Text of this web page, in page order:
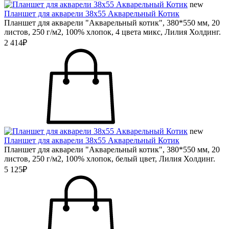
new
Планшет для акварели 38х55 Акварельный Котик
Планшет для акварели "Акварельный котик", 380*550 мм, 20
листов, 250 г/м2, 100% хлопок, 4 цвета микс, Лилия Холдинг.
2 414₽
new
Планшет для акварели 38х55 Акварельный Котик
Планшет для акварели "Акварельный котик", 380*550 мм, 20
листов, 250 г/м2, 100% хлопок, белый цвет, Лилия Холдинг.
5 125₽